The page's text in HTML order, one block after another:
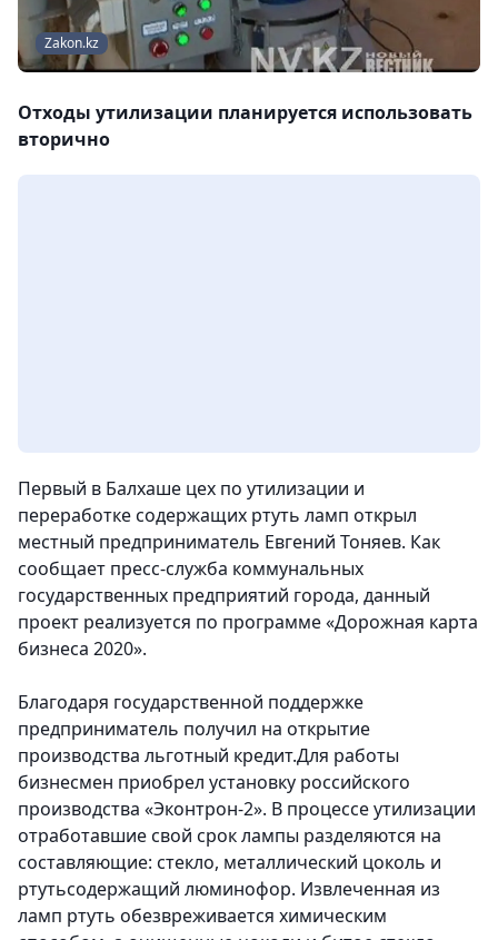
Zakon.kz
Отходы утилизации планируется использовать
вторично
Первый в Балхаше цех по утилизации и
переработке содержащих ртуть ламп открыл
местный предприниматель Евгений Тоняев. Как
сообщает пресс-служба коммунальных
государственных предприятий города, данный
проект реализуется по программе «Дорожная карта
бизнеса 2020».
Благодаря государственной поддержке
предприниматель получил на открытие
производства льготный кредит.Для работы
бизнесмен приобрел установку российского
производства «Эконтрон-2». В процессе утилизации
отработавшие свой срок лампы разделяются на
составляющие: стекло, металлический цоколь и
ртутьсодержащий люминофор. Извлеченная из
ламп ртуть обезвреживается химическим